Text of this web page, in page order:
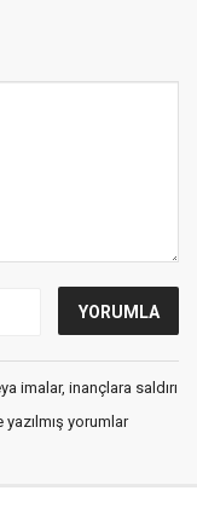
imalar, inançlara saldırı
yorumlar